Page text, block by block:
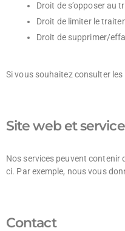
Droit de s’opposer au
Droit de limiter le
Droit de supprimer/
Si vous souhaitez consulter
Site web et
Nos services peuvent contenir
ci. Par exemple, nous vous
Contact